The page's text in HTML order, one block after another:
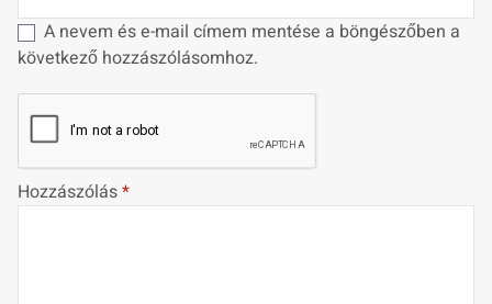
A nevem és e-mail címem mentése a böngészőben a
következő hozzászólásomhoz.
Hozzászólás*